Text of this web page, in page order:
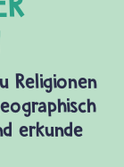
Religionen
erkunde